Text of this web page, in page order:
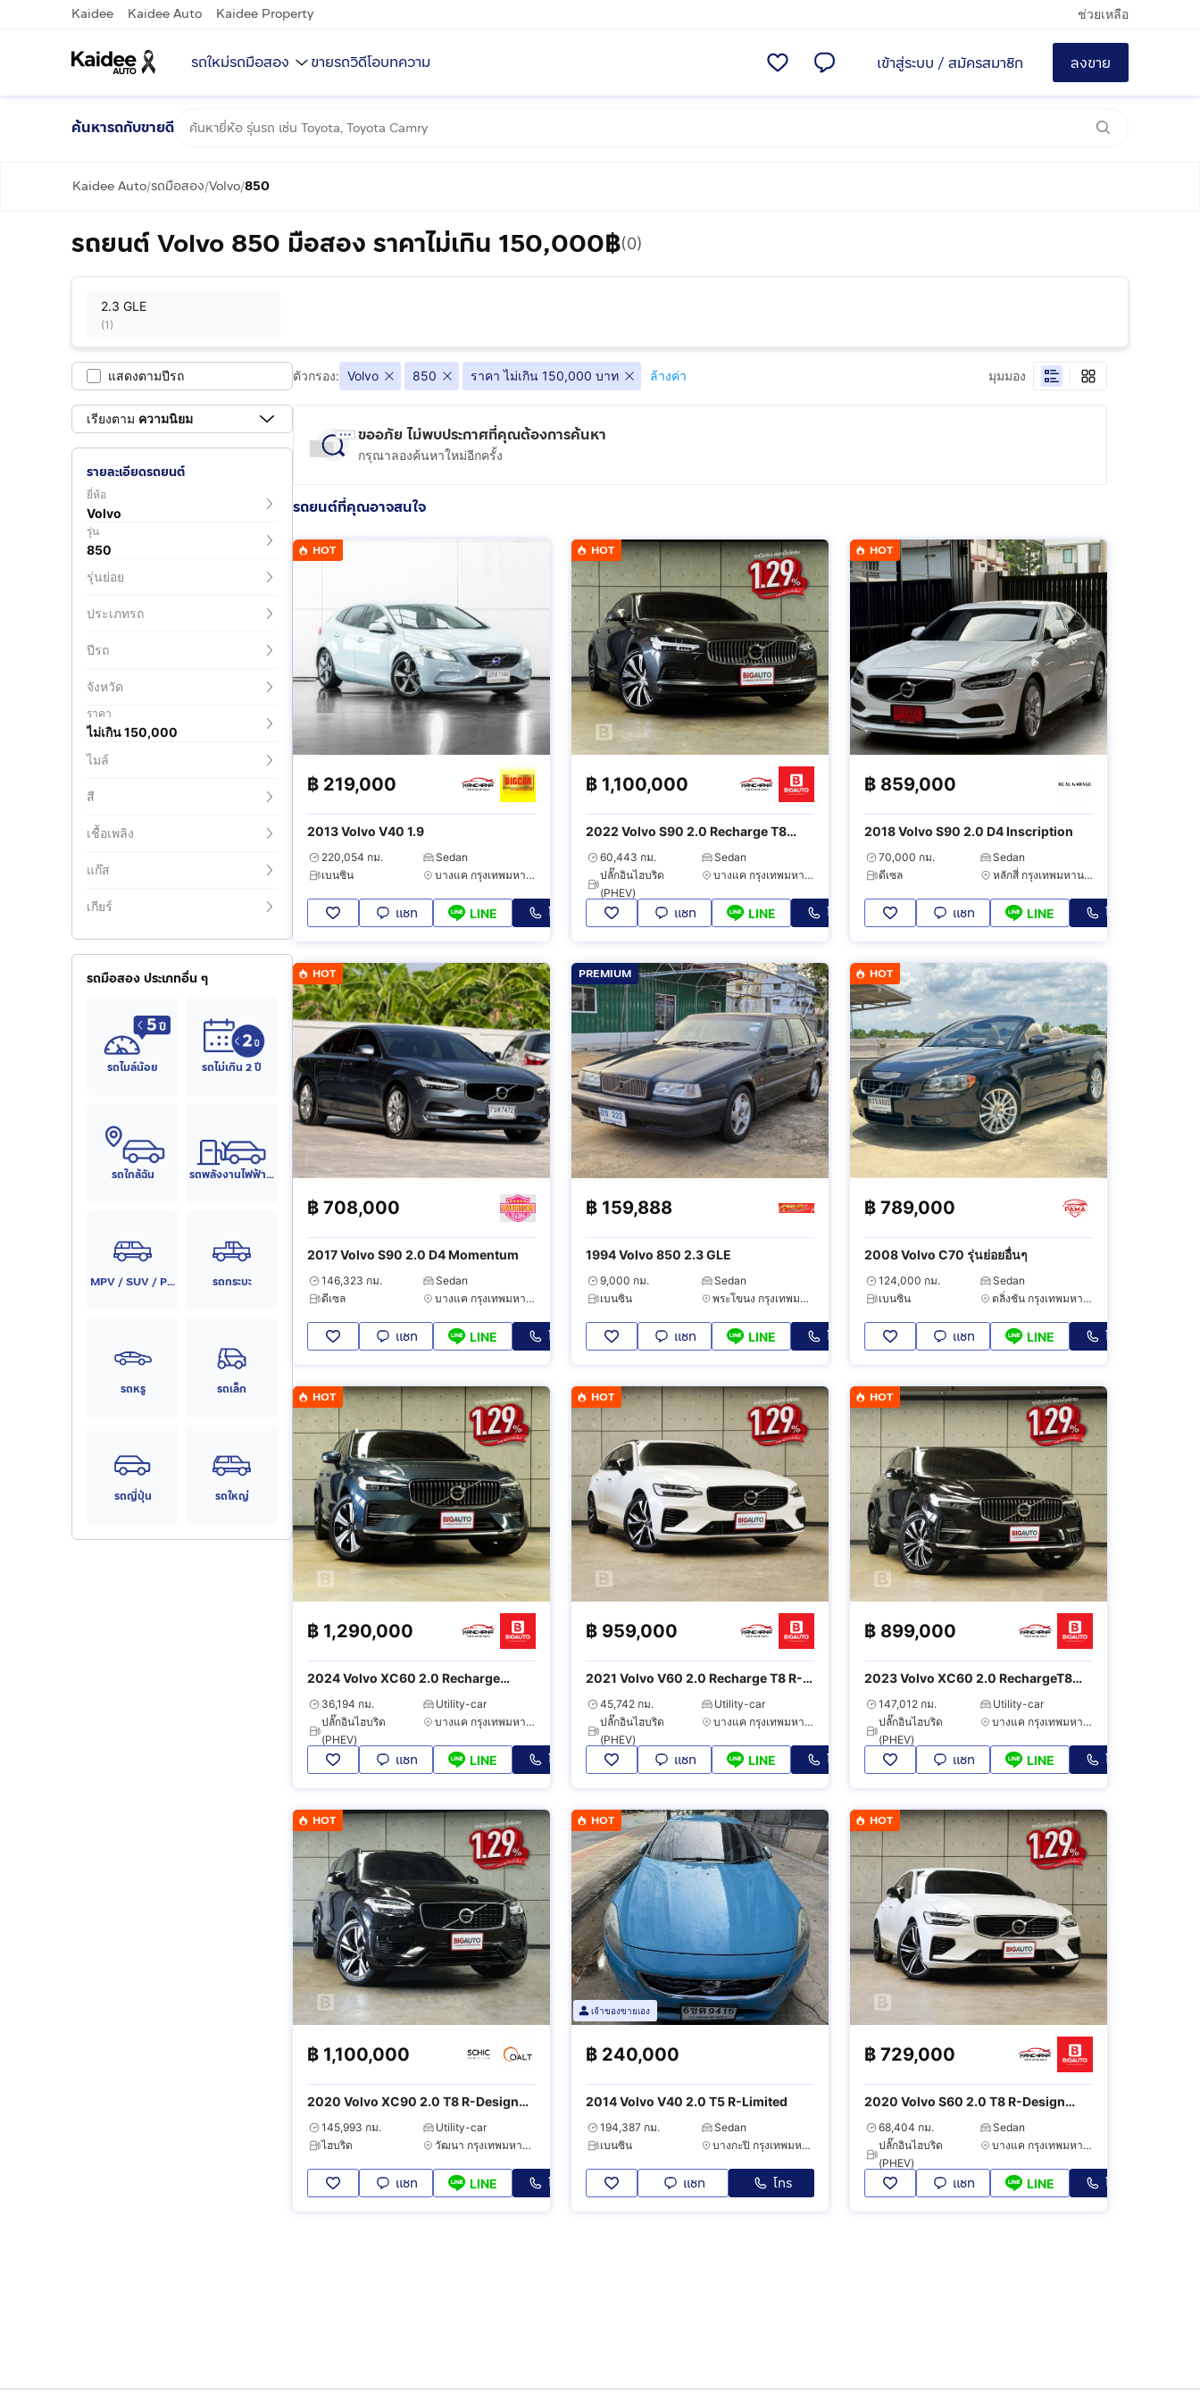
Kaidee Kaidee Auto Kaidee Property ช่วยเหลือ
รถใหม่รถมือสอง ขายรถวิดีโอบทความ เข้าสู่ระบบ / สมัครสมาชิก ลงขาย
ค้นหารถกับขายดี
Kaidee Auto/รถมือสอง/Volvo/850
รถยนต์ Volvo 850 มือสอง ราคาไม่เกิน 150,000฿(0)
2.3 GLE
(1 )
แสดงตามปีรถ
เรียงตาม ความนิยม
รายละเอียดรถยนต์
ยี่ห้อ
Volvo
รุ่น
850
รุ่นย่อย
ประเภทรถ
ปีรถ
จังหวัด
ราคา
ไม่เกิน 150,000
ไมล์
สี
เชื้อเพลิง
แก๊ส
เกียร์
รถมือสอง ประเภทอื่น ๆ
รถไมล์น้อย รถไม่เกิน 2 ปี
รถใกล้ฉัน รถพลังงานไฟฟ้า (EV)
MPV / SUV / PPV รถกระบะ
รถหรู รถเล็ก
รถญี่ปุ่น รถใหญ่
ตัวกรอง: Volvo 850 ราคา ไม่เกิน 150,000 บาท ล้างค่า มุมมอง
ขออภัย ไม่พบประกาศที่คุณต้องการค้นหา
กรุณาลองค้นหาใหม่อีกครั้ง
รถยนต์ที่คุณอาจสนใจ
HOT
฿ 219,000
2013 Volvo V40 1.9
220,054 กม.
Sedan
เบนซิน
บางแค กรุงเทพมหานคร
แชท LINE โทร
HOT
฿ 1,100,000
2022 Volvo S90 2.0 Recharge T8
Inscription 4WD
60,443 กม.
Sedan
ปลั๊กอินไฮบริด
(PHEV)
บางแค กรุงเทพมหานคร
แชท LINE โทร
HOT
฿ 859,000
2018 Volvo S90 2.0 D4 Inscription
70,000 กม.
Sedan
ดีเซล
หลักสี่ กรุงเทพมหานคร
แชท LINE โทร
HOT
฿ 708,000
2017 Volvo S90 2.0 D4 Momentum
146,323 กม.
Sedan
ดีเซล
บางแค กรุงเทพมหานคร
แชท LINE โทร
PREMIUM
฿ 159,888
1994 Volvo 850 2.3 GLE
9,000 กม.
Sedan
เบนซิน
พระโขนง กรุงเทพมหานคร
แชท LINE โทร
HOT
฿ 789,000
2008 Volvo C70 รุ่นย่อยอื่นๆ
124,000 กม.
Sedan
เบนซิน
ตลิ่งชัน กรุงเทพมหานคร
แชท LINE โทร
HOT
฿ 1,290,000
2024 Volvo XC60 2.0 Recharge
Ultimate T8 Bright 4WD
36,194 กม.
Utility-car
ปลั๊กอินไฮบริด
(PHEV)
บางแค กรุงเทพมหานคร
แชท LINE โทร
HOT
฿ 959,000
2021 Volvo V60 2.0 Recharge T8 R-
Design Expression AWD
45,742 กม.
Utility-car
ปลั๊กอินไฮบริด
(PHEV)
บางแค กรุงเทพมหานคร
แชท LINE โทร
HOT
฿ 899,000
2023 Volvo XC60 2.0 RechargeT8
Inscription AWD
147,012 กม.
Utility-car
ปลั๊กอินไฮบริด
(PHEV)
บางแค กรุงเทพมหานคร
แชท LINE โทร
HOT
฿ 1,100,000
2020 Volvo XC90 2.0 T8 R-Design
4WD
145,993 กม.
Utility-car
ไฮบริด
วัฒนา กรุงเทพมหานคร
แชท LINE โทร
HOT
เจ้าของขายเอง
฿ 240,000
2014 Volvo V40 2.0 T5 R-Limited
194,387 กม.
Sedan
เบนซิน
บางกะปิ กรุงเทพมหานคร
แชท โทร
HOT
฿ 729,000
2020 Volvo S60 2.0 T8 R-Design
4WD68,404 กม.
Sedan
ปลั๊กอินไฮบริด
(PHEV)
บางแค กรุงเทพมหานคร
แชท LINE โทร